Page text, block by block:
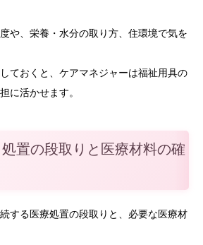
や、栄養・水分の取り方、住環境で気を
ておくと、ケアマネジャーは福祉用具の
に活かせます。
置の段取りと医療材料の確
する医療処置の段取りと、必要な医療材